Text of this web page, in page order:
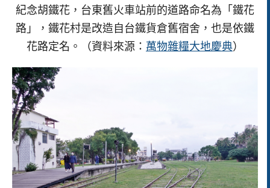
紀念胡鐵花，台東舊火車站前的道路命名為「鐵花
路」，鐵花村是改造自台鐵貨倉舊宿舍，也是依鐵
花路定名。（資料來源： 萬物雜糧大地慶典）